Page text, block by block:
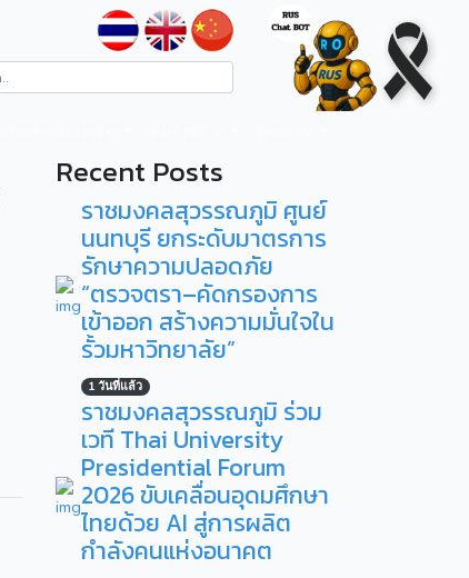
Recent Posts
ราชมงคลสุวรรณภูมิ ศูนย์
นนทบุรี ยกระดับมาตรการ
รักษาความปลอดภัย
“ตรวจตรา–คัดกรองการ
เข้าออก สร้างความมั่นใจใน
รั้วมหาวิทยาลัย”
1 วันที่แล้ว
ราชมงคลสุวรรณภูมิ ร่วม
เวที Thai University
Presidential Forum
2026 ขับเคลื่อนอุดมศึกษา
ไทยด้วย AI สู่การผลิต
กำลังคนแห่งอนาคต